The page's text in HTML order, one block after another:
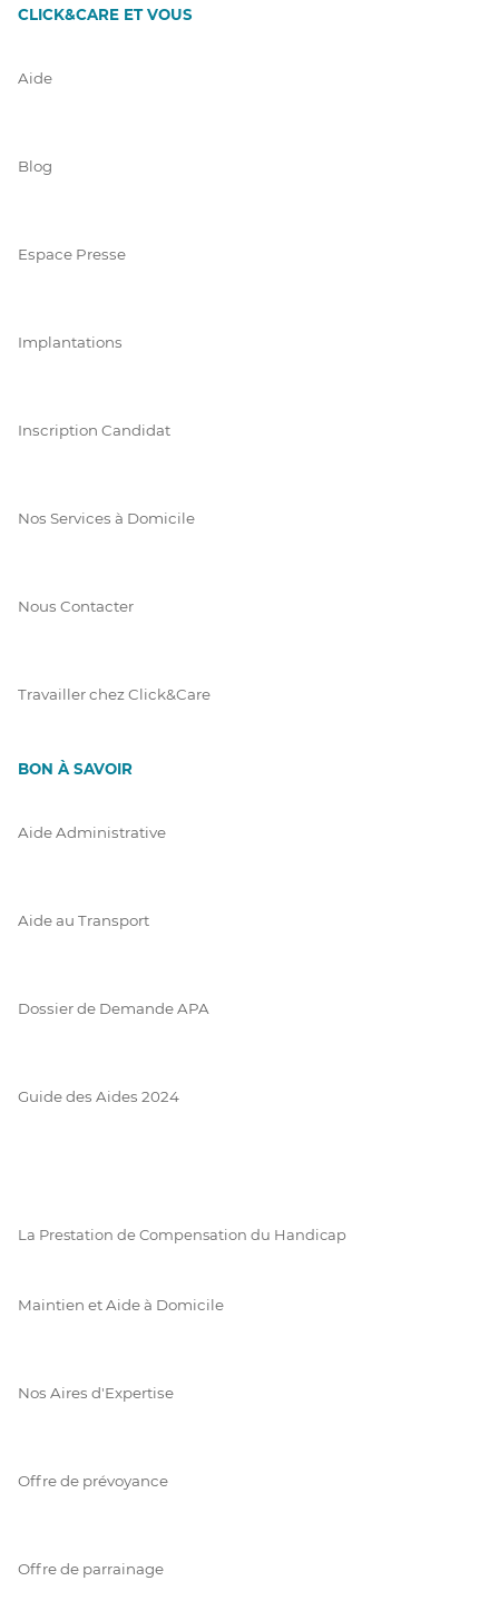
CLICK&CARE ET VOUS
Aide
Blog
Espace Presse
Implantations
Inscription Candidat
Nos Services à Domicile
Nous Contacter
Travailler chez Click&Care
BON À SAVOIR
Aide Administrative
Aide au Transport
Dossier de Demande APA
Guide des Aides 2024
La Prestation de Compensation du Handicap
Maintien et Aide à Domicile
Nos Aires d'Expertise
Offre de prévoyance
Offre de parrainage